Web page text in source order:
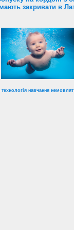
закривати в
технологія навчання